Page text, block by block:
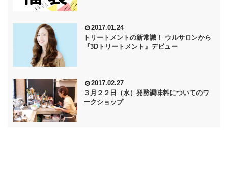
2017.01.24
トリートメントの新常識！ ウルサロンから
『3Dトリートメント』デビュー
2017.02.27
３月２２日（水）発酵調味料についてのワ
ークショップ